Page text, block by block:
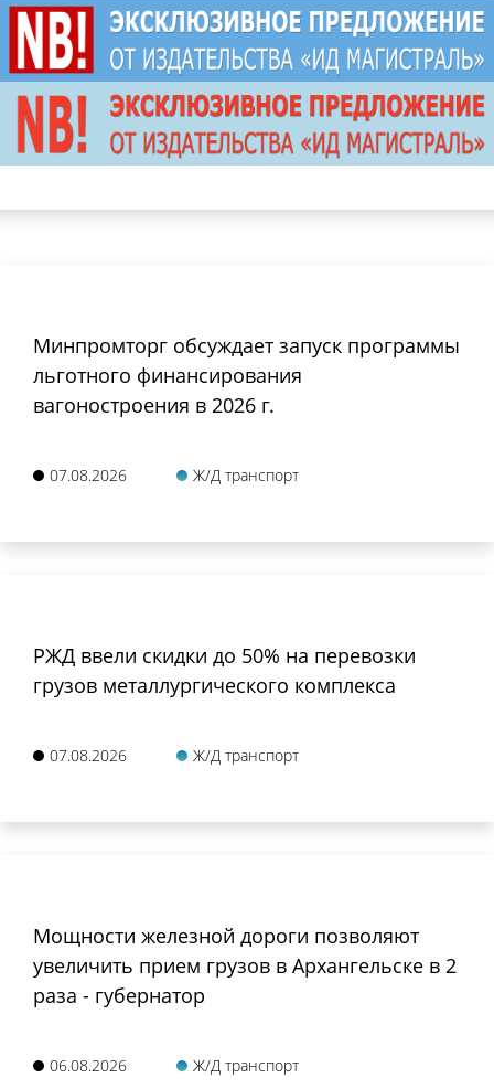
Минпромторг обсуждает запуск программы
льготного финансирования
вагоностроения в 2026 г.
07.08.2026 Ж/Д транспорт
РЖД ввели скидки до 50% на перевозки
грузов металлургического комплекса
07.08.2026 Ж/Д транспорт
Мощности железной дороги позволяют
увеличить прием грузов в Архангельске в 2
раза - губернатор
06.08.2026 Ж/Д транспорт